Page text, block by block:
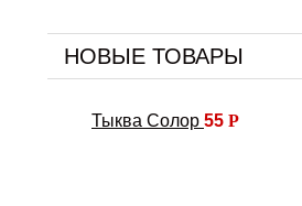
НОВЫЕ ТОВАРЫ
Тыква Солор 55 Р